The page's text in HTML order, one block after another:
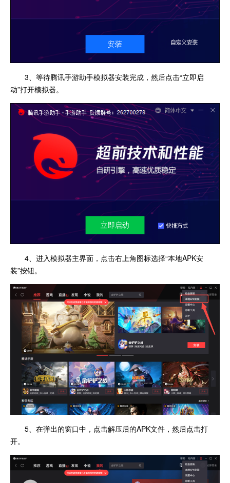
3、等待腾讯手游助手模拟器安装完成，然后点击“立即启
动”打开模拟器。
4、进入模拟器主界面，点击右上角图标选择“本地APK安
装”按钮。
5、在弹出的窗口中，点击解压后的APK文件，然后点击打
开。